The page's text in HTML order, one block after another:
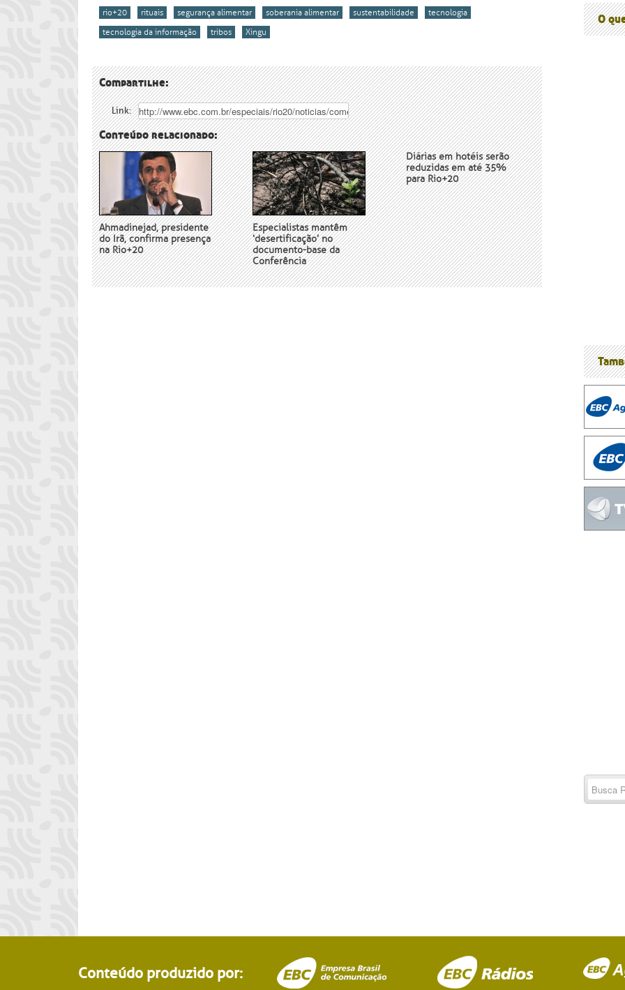
nossos
rio+20
rituais segurança alimentar soberania alimentar sustentabilidade
tecnologia
tecnologia da informação
tribos Xingu
Compartilhe:
Link:
Conteúdo relacionado:
Ahmadinejad, presidente
do Irã, confirma presença
na Rio+20
Especialistas mantêm
‘desertificação’ no
documento-base da
Conferência
Diárias em hotéis serão
reduzidas em até 35%
para Rio+20
O
Buscar
por:
Conteúdo produzido por: